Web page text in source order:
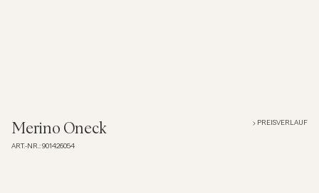
Hemden
Merino Oneck
ART.-NR.: 901426054
PREISVERLAUF